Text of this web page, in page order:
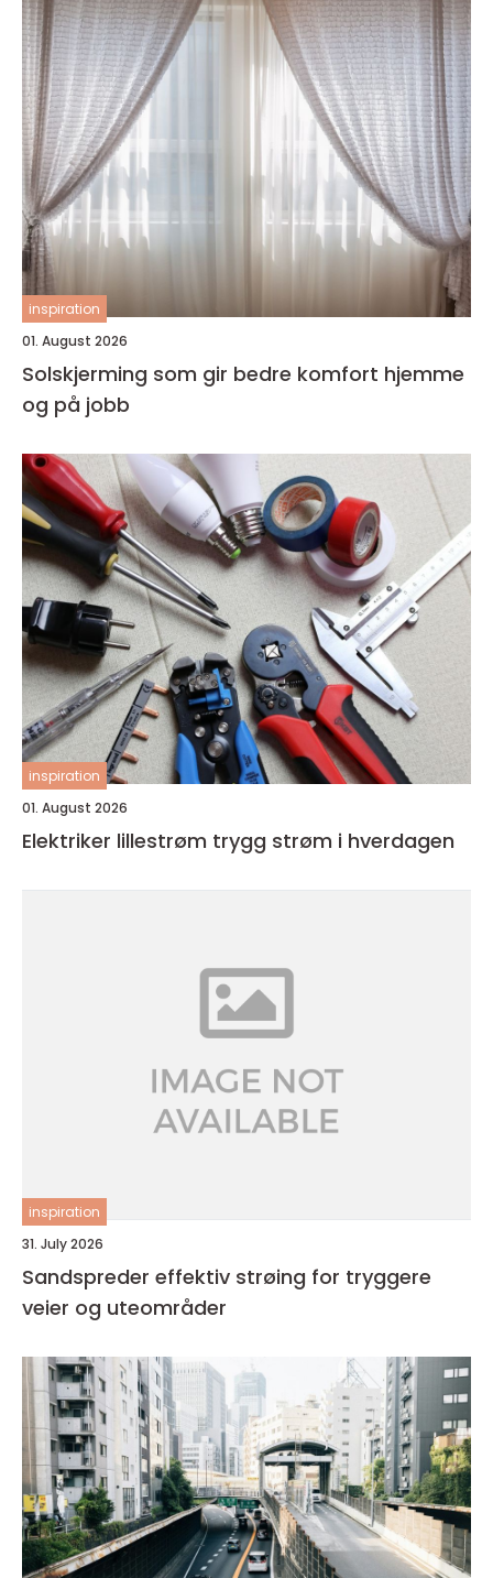
inspiration
01. August 2026
Solskjerming som gir bedre komfort hjemme
og på jobb
inspiration
01. August 2026
Elektriker lillestrøm trygg strøm i hverdagen
inspiration
31. July 2026
Sandspreder effektiv strøing for tryggere
veier og uteområder